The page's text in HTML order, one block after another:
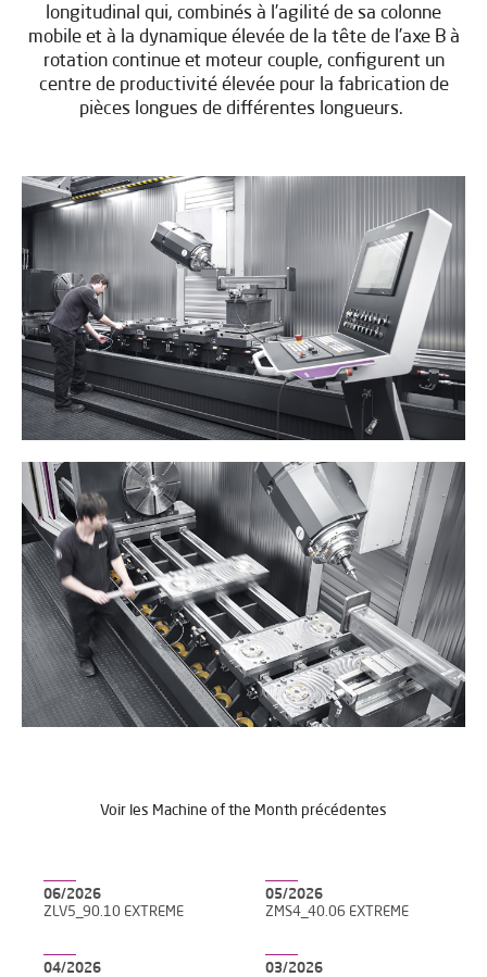
longitudinal qui, combinés à l’agilité de sa colonne
mobile et à la dynamique élevée de la tête de l’axe B à
rotation continue et moteur couple, configurent un
centre de productivité élevée pour la fabrication de
pièces longues de différentes longueurs.
Voir les Machine of the Month précédentes
06/2026
ZLV5_90.10 EXTREME
05/2026
ZMS4_40.06 EXTREME
04/2026
03/2026